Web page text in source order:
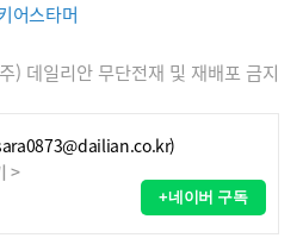
어스타머
) 데일리안 무단전재 및 재배포 금지
>
+네이버 구독